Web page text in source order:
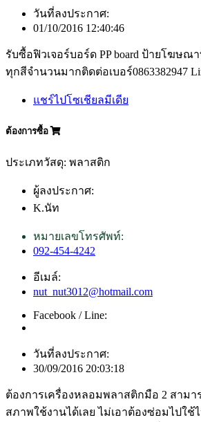
วันที่ลงประกาศ:
01/10/2016 12:40:46
รับซื้อฟิวเจอร์บอร์ด PP board ป้ายโฆษณ
ทุกสีจำนวนมากติดต่อเบอร์0863382947
แชร์ไปโซเชียลมีเดีย
ต้องการซื้อ
ประเภทวัสดุ: พลาสติก
ผู้ลงประกาศ:
K.นัท
หมายเลขโทรศัพท์:
092-454-4242
อีเมล์:
nut_nut3012@hotmail.com
Facebook / Line:
วันที่ลงประกาศ:
30/09/2016 20:03:18
ต้องการเครื่องหลอมพลาสติกมือ 2 สาม
สภาพใช้งานได้เลย ไม่เอาต้องซ่อมไปใช้